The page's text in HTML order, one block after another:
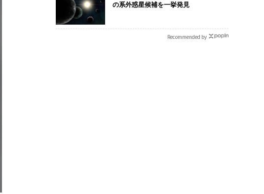
の系外惑星候補を一挙発見
Recommended by